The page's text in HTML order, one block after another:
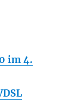
im 4.